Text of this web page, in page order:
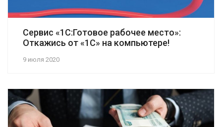
Сервис «1С:Готовое рабочее место»:
Откажись от «1С» на компьютере!
9 июля 2020